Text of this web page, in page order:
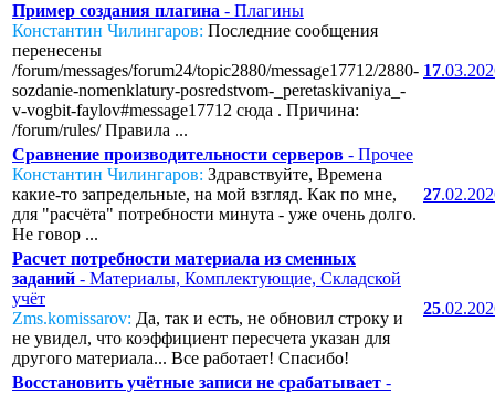
Пример создания плагина - Плагины
Константин Чилингаров: Последние сообщения
перенесены
/forum/messages/forum24/topic2880/message17712/2880-
sozdanie-nomenklatury-posredstvom-_peretaskivaniya_-
v-vogbit-faylov#message17712 сюда . Причина:
/forum/rules/ Правила ...
17
Сравнение производительности серверов - Прочее
Константин Чилингаров: Здравствуйте, Времена
какие-то запредельные, на мой взгляд. Как по мне,
для "расчёта" потребности минута - уже очень долго.
Не говор ...
27
Расчет потребности материала из сменных
заданий - Материалы, Комплектующие, Складской
учёт
Zms.komissarov: Да, так и есть, не обновил строку и
не увидел, что коэффициент пересчета указан для
другого материала... Все работает! Спасибо!
25
Восстановить учётные записи не срабатывает -